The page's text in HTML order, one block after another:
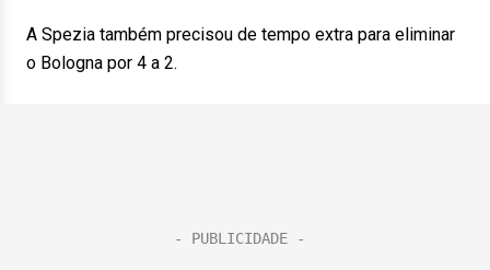
A Spezia também precisou de tempo extra para eliminar
o Bologna por 4 a 2.